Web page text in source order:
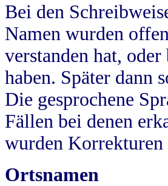
Bei den
Namen wurden
verstanden hat,
haben. Später dann
Die gesprochene
Fällen bei denen
wurden Korrekturen
Ortsnamen